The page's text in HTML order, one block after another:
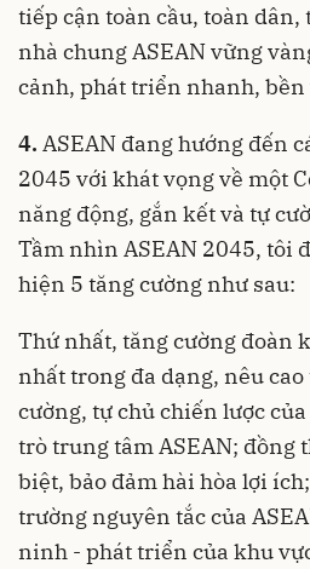
tiếp cận toàn cầu, toàn dân,
nhà chung ASEAN vững
cảnh, phát triển nhanh, bền
4. ASEAN đang hướng đến
2045 với khát vọng về một
năng động, gắn kết và tự
Tầm nhìn ASEAN 2045, tôi
hiện 5 tăng cường như sau:
Thứ nhất, tăng cường đoàn
nhất trong đa dạng, nêu
cường, tự chủ chiến lược
trò trung tâm ASEAN; đồng
biệt, bảo đảm hài hòa lợi
trường nguyên tắc của
ninh - phát triển của khu